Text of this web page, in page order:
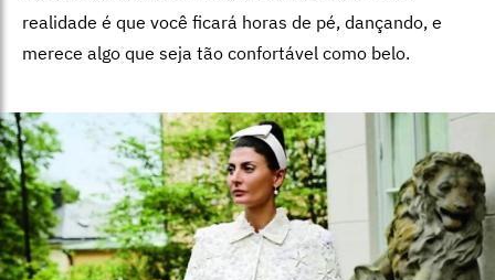
realidade é que você ficará horas de pé, dançando, e
merece algo que seja tão confortável como belo.